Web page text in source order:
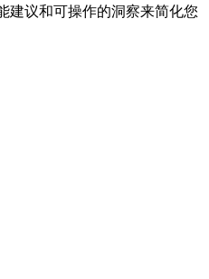
建议和可操作的洞察来简化您